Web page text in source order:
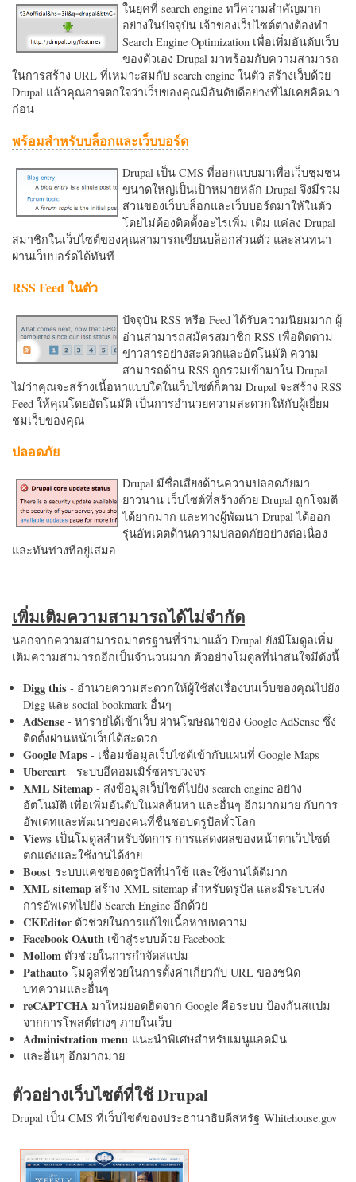
ในยุคที่ search engine ทวีความสำคัญมาก
อย่างในปัจจุบัน เจ้าของเว็บไซต์ต่างต้องทำ
Search Engine Optimization เพื่อเพิ่มอันดับเว็บ
ของตัวเอง Drupal มาพร้อมกับความสามารถ
ในการสร้าง URL ที่เหมาะสมกับ search engine ในตัว สร้างเว็บด้วย
Drupal แล้วคุณอาจตกใจว่าเว็บของคุณมีอันดับดีอย่างที่ไม่เคยคิดมา
ก่อน
พร้อมสำหรับบล็อกและเว็บบอร์ด
Drupal เป็น CMS ที่ออกแบบมาเพื่อเว็บชุมชน
ขนาดใหญ่เป็นเป้าหมายหลัก Drupal จึงมีรวม
ส่วนของเว็บบล็อกและเว็บบอร์ดมาให้ในตัว
โดยไม่ต้องติดตั้งอะไรเพิ่ม เติม แค่ลง Drupal
สมาชิกในเว็บไซต์ของคุณสามารถเขียนบล็อกส่วนตัว และสนทนา
ผ่านเว็บบอร์ดได้ทันที
RSS Feed ในตัว
ปัจจุบัน RSS หรือ Feed ได้รับความนิยมมาก ผู้
อ่านสามารถสมัครสมาชิก RSS เพื่อติดตาม
ข่าวสารอย่างสะดวกและอัตโนมัติ ความ
สามารถด้าน RSS ถูกรวมเข้ามาใน Drupal
ไม่ว่าคุณจะสร้างเนื้อหาแบบใดในเว็บไซต์ก็ตาม Drupal จะสร้าง RSS
Feed ให้คุณโดยอัตโนมัติ เป็นการอำนวยความสะดวกใหักับผู้เยี่ยม
ชมเว็บของคุณ
ปลอดภัย
Drupal มีชื่อเสียงด้านความปลอดภัยมา
ยาวนาน เว็บไซต์ที่สร้างด้วย Drupal ถูกโจมตี
ได้ยากมาก และทางผู้พัฒนา Drupal ได้ออก
รุ่นอัพเดตด้านความปลอดภัยอย่างต่อเนื่อง
และทันท่วงทีอยู่เสมอ
เพิ่มเติมความสามารถได้ไม่จำกัด
นอกจากความสามารถมาตรฐานที่ว่ามาแล้ว Drupal ยังมีโมดูลเพิ่ม
เติมความสามารถอีกเป็นจำนวนมาก ตัวอย่างโมดูลที่น่าสนใจมีดังนี้
Digg this - อำนวยความสะดวกให้ผู้ใช้ส่งเรื่องบนเว็บของคุณไปยัง
Digg และ social bookmark อื่นๆ
AdSense - หารายได้เข้าเว็บ ผ่านโฆษณาของ Google AdSense ซึ่ง
ติดตั้งผ่านหน้าเว็บได้สะดวก
Google Maps - เชื่อมข้อมูลเว็บไซต์เข้ากับแผนที่ Google Maps
Ubercart - ระบบอีคอมเมิร์ซครบวงจร
XML Sitemap - ส่งข้อมูลเว็บไซต์ไปยัง search engine อย่าง
อัตโนมัติ เพื่อเพิ่มอันดับในผลค้นหา และอื่นๆ อีกมากมาย กับการ
อัพเดทและพัฒนาของคนที่ชื่นชอบดรูปัลทั่วโลก
Views เป็นโมดูลสำหรับจัดการ การแสดงผลของหน้าตาเว็บไซต์
ตกแต่งและใช้งานได้ง่าย
Boost ระบบแคชของดรูปัลที่น่าใช้ และใช้งานได้ดีมาก
XML sitemap สร้าง XML sitemap สำหรับดรูปัล และมีระบบส่ง
การอัพเดทไปยัง Search Engine อีกด้วย
CKEditorตัวช่วยในการแก้ไขเนื้อหาบทความ
Facebook OAuth เข้าสู่ระบบด้วย Facebook
Mollom ตัวช่วยในการกำจัดสแปม
Pathauto โมดูลที่ช่วยในการตั้งค่าเกี่ยวกับ URL ของชนิด
บทความและอื่นๆ
reCAPTCHA มาใหม่ยอดฮิตจาก Google คือระบบ ป้องกันสแปม
จากการโพสต์ต่างๆ ภายในเว็บ
Administration menu แนะนำพิเศษสำหรับเมนูแอดมิน
และอื่นๆ อีกมากมาย
ตัวอย่างเว็บไซต์ที่ใช้ Drupal
Drupal เป็น CMS ที่เว็บไซต์ของประธานาธิบดีสหรัฐ Whitehouse.gov